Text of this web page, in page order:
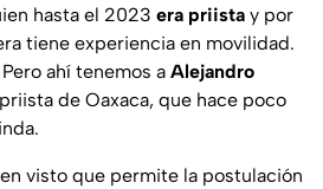
hasta el 2023 era priista y por
tiene experiencia en movilidad.
ahí tenemos a Alejandro
de Oaxaca, que hace poco
visto que permite la postulación